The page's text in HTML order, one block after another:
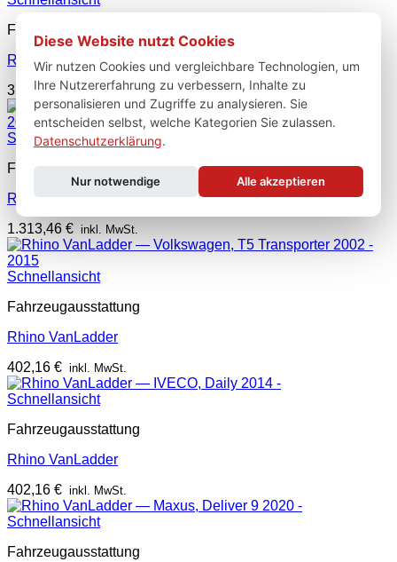
Fahrzeugausstattung
Rhino VanLadder
378,96€ inkl. MwSt.
Schnellansicht
Fahrzeugausstattung
Rhino KammRack Black
1.313,46 € inkl. MwSt.
Schnellansicht
Fahrzeugausstattung
Rhino VanLadder
402,16 € inkl. MwSt.
Schnellansicht
Fahrzeugausstattung
Rhino VanLadder
402,16 € inkl. MwSt.
Schnellansicht
Fahrzeugausstattung
Diese Website nutzt Cookies
Wir nutzen Cookies und vergleichbare Technologien, um
Ihre Nutzererfahrung zu verbessern, Inhalte zu
personalisieren und Zugriffe zu analysieren. Sie
entscheiden selbst, welche Kategorien Sie zulassen.
Datenschutzerklärung.
Nur notwendige Alle akzeptieren